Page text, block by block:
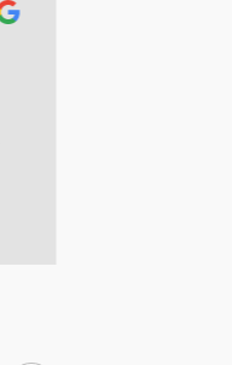
Kerner hat
ein Teil der
Faden in die
Schreiben
und ist
Herr Kerner